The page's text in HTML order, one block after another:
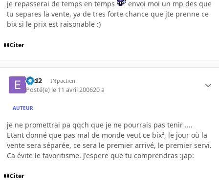
je repasserai de temps en temps
envoi moi un mp des que
tu separes la vente, ya de tres forte chance que jte prenne ce
bix si le prix est raisonable :)
Citer
e2d2 INpactien
Posté(e) le 11 avril 200620 a
AUTEUR
je ne promettrai pa qqch que je ne pourrais pas tenir ....
Etant donné que pas mal de monde veut ce bix², le jour où la
vente sera séparée, ce sera le premier arrivé, le premier servi.
Ca évite le favoritisme. J'espere que tu comprendras :jap:
Citer